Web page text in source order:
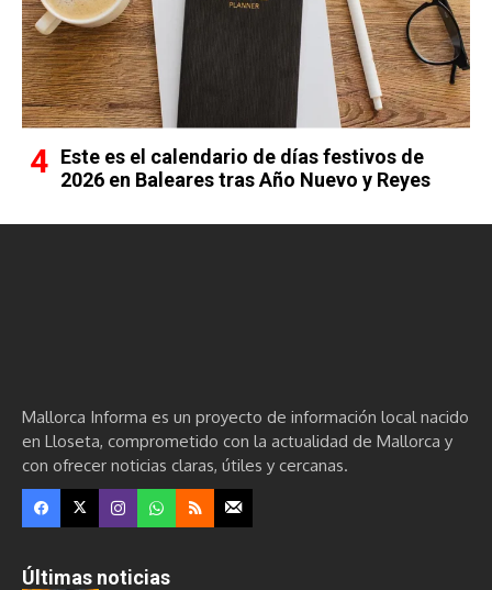
Este es el calendario de días festivos de
2026 en Baleares tras Año Nuevo y Reyes
Mallorca Informa es un proyecto de información local nacido
en Lloseta, comprometido con la actualidad de Mallorca y
con ofrecer noticias claras, útiles y cercanas.
Últimas noticias